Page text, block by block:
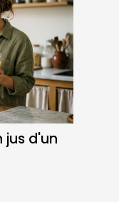
d'un